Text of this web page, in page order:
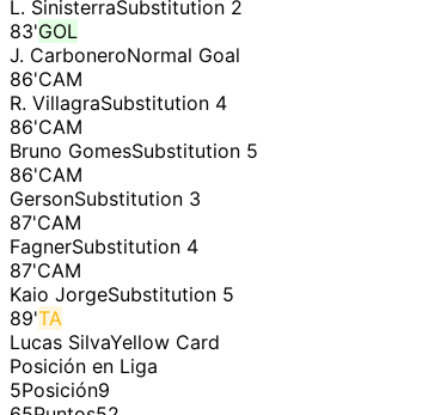
L. SinisterraSubstitution 2
83'GOL
J. CarboneroNormal Goal
86'CAM
R. VillagraSubstitution 4
86'CAM
Bruno GomesSubstitution 5
86'CAM
GersonSubstitution 3
87'CAM
FagnerSubstitution 4
87'CAM
Kaio JorgeSubstitution 5
89'TA
Lucas SilvaYellow Card
Posición en Liga
5Posición9